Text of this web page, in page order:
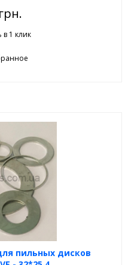
в 1 клик
пильных дисков